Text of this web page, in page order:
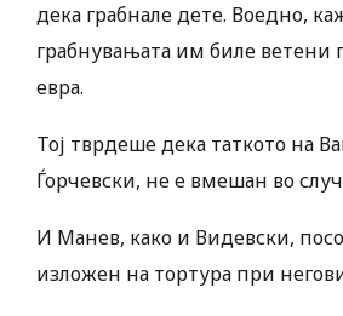
дека грабнале дете. Воедно,
грабнувањата им биле ветени
евра.
Тој тврдеше дека таткото на
Ѓорчевски, не е вмешан во
И Манев, како и Видевски,
изложен на тортура при